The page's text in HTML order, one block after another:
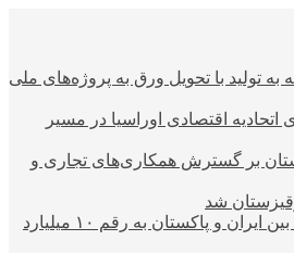
به تولید با تحویل ورق به پروژه‌های ملی
اتحادیه اقتصادی اوراسیا در مسیر
بر گسترش همکاری‌های تجاری و
شد
افزایش حجم تجارت بین ایران و پاکستان به رقم ۱۰ میلیارد